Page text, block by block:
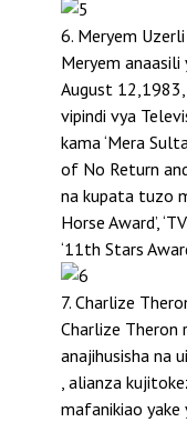
6. Meryem Uzerli
Meryem
August
vipindi vya
kama ‘Mera
of No Return
na kupata tuzo
Horse Award’,
‘11th Stars
7. Charlize
Charlize Theron
anajihusisha na
, alianza
mafanikiao yake